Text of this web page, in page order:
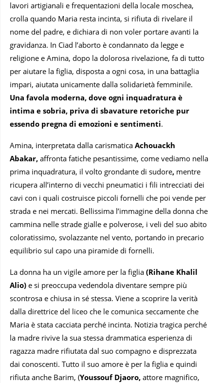
lavori artigianali e frequentazioni della locale moschea,
crolla quando Maria resta incinta, si rifiuta di rivelare il
nome del padre, e dichiara di non voler portare avanti la
gravidanza. In Ciad l’aborto è condannato da legge e
religione e Amina, dopo la dolorosa rivelazione, fa di tutto
per aiutare la figlia, disposta a ogni cosa, in una battaglia
impari, aiutata unicamente dalla solidarietà femminile.
Una favola moderna, dove ogni inquadratura è
intima e sobria, priva di sbavature retoriche pur
essendo pregna di emozioni e sentimenti.
Amina, interpretata dalla carismatica Achouackh
Abakar, affronta fatiche pesantissime, come vediamo nella
prima inquadratura, il volto grondante di sudore, mentre
ricupera all’interno di vecchi pneumatici i fili intrecciati dei
cavi con i quali costruisce piccoli fornelli che poi vende per
strada e nei mercati. Bellissima l’immagine della donna che
cammina nelle strade gialle e polverose, i veli del suo abito
coloratissimo, svolazzante nel vento, portando in precario
equilibrio sul capo una piramide di fornelli.
La donna ha un vigile amore per la figlia (Rihane Khalil
Alio) e si preoccupa vedendola diventare sempre più
scontrosa e chiusa in sé stessa. Viene a scoprire la verità
dalla direttrice del liceo che le comunica seccamente che
Maria è stata cacciata perché incinta. Notizia tragica perché
la madre rivive la sua stessa drammatica esperienza di
ragazza madre rifiutata dal suo compagno e disprezzata
dai conoscenti. Tutto il suo amore è per la figlia e quindi
rifiuta anche Barim, (Youssouf Djaoro, attore magnifico,